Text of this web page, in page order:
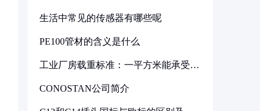
生活中常见的传感器有哪些呢
PE100管材的含义是什么
工业厂房载重标准：一平方米能承受多
CONOSTAN公司简介